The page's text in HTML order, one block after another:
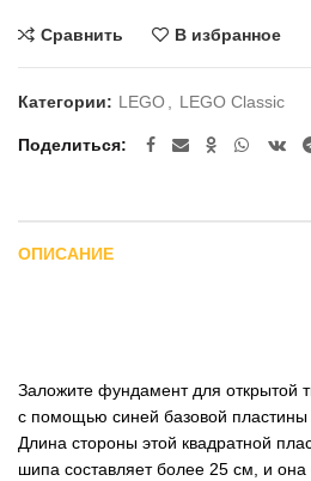
Сравнить В избранное
Категории: LEGO LEGO Classic
Поделиться
ОПИСАНИЕ
Заложите фундамент для открытой
с помощью синей базовой пластины
Длина стороны этой квадратной
шипа составляет более 25 см, и она